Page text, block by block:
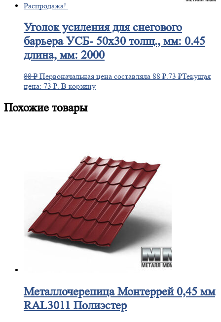
Распродажа!
Уголокусиления для снегового
барьера УСБ- 50х30 толщ., мм: 0.45
длина, мм: 2000
88₽ Первоначальная цена составляла 88 ₽.73 ₽Текущая
цена: 73 ₽. В корзину
Похожие товары
МеталлочерепицаМонтеррей 0,45 мм
RAL3011 Полиэстер